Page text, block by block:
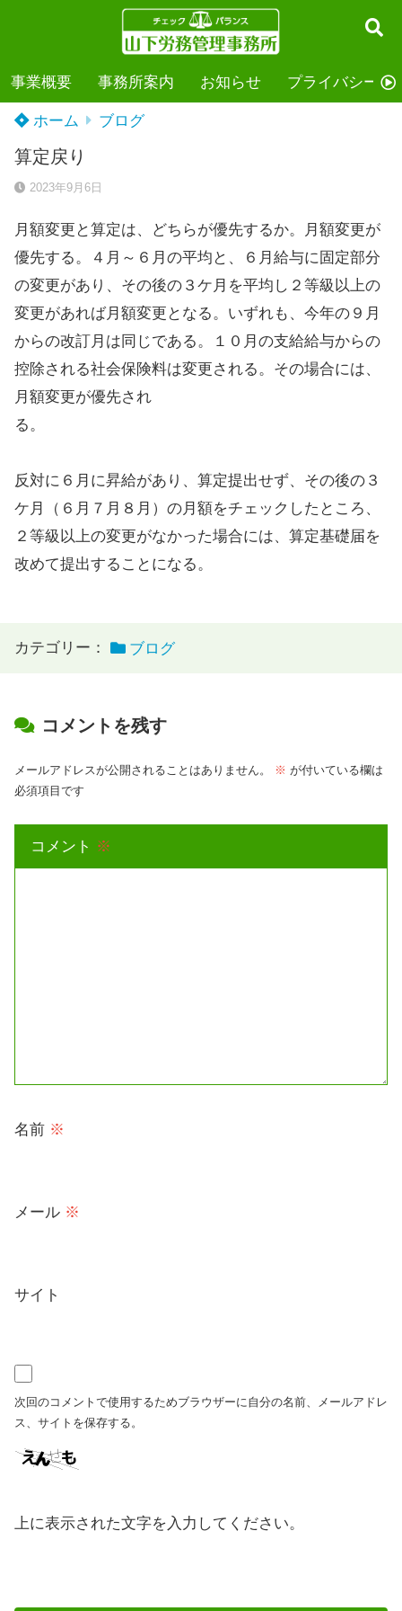
事業概要 事務所案内 お知らせ プライバシーポ
ホーム ブログ
算定戻り
2023年9月6日
月額変更と算定は、どちらが優先するか。月額変更が
優先する。４月～６月の平均と、６月給与に固定部分
の変更があり、その後の３ケ月を平均し２等級以上の
変更があれば月額変更となる。いずれも、今年の９月
からの改訂月は同じである。１０月の支給給与からの
控除される社会保険料は変更される。その場合には、
月額変更が優先され
る。
反対に６月に昇給があり、算定提出せず、その後の３
ケ月（６月７月８月）の月額をチェックしたところ、
２等級以上の変更がなかった場合には、算定基礎届を
改めて提出することになる。
カテゴリー： ブログ
コメントを残す
メールアドレスが公開されることはありません。 ※ が付いている欄は
必須項目です
コメント ※
名前 ※
メール ※
サイト
次回のコメントで使用するためブラウザーに自分の名前、メールアドレ
ス、サイトを保存する。
上に表示された文字を入力してください。